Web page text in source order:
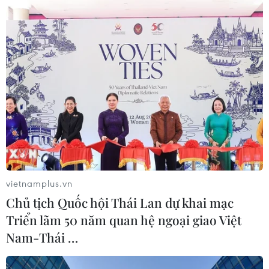
vietnamplus.vn
Chủ tịch Quốc hội Thái Lan dự khai mạc
Triển lãm 50 năm quan hệ ngoại giao Việt
Nam-Thái …